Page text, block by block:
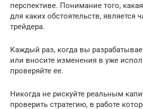
перспективе. Понимание того,
для каких обстоятельств, является
трейдера.
Каждый раз, когда вы
или вносите изменения в уже
проверяйте ее.
Никогда не рискуйте реальным
проверить стратегию, в работе